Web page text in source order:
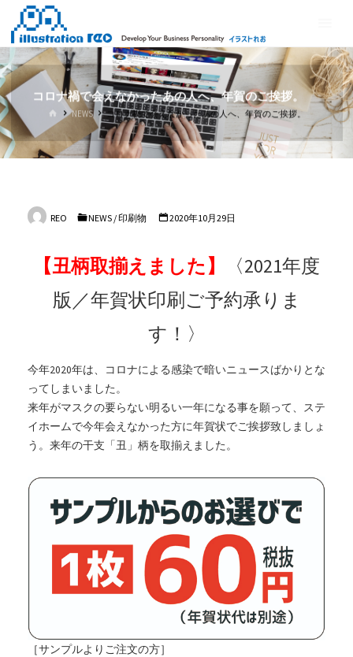
テ
ン
ツ
へ
ス
キ
ッ
ス
ト
れ
お
コロナ禍で会えなかったあの人へ、年賀のご挨拶。
ホ
ー
NEWS コロナ禍で会えなかったあの人へ、年賀のご挨拶。
REO NEWS /印刷物 2020年10月29日
【丑柄取揃えました】
〈2021年度
版／年賀状印刷ご予約承りま
す！〉
今年2020年は、コロナによる感染で暗いニュースばかりとな
ってしまいました。
来年がマスクの要らない明るい一年になる事を願って、ステ
イホームで今年会えなかった方に年賀状でご挨拶致しましょ
う。来年の干支「丑」柄を取揃えました。
［サンプルよりご注文の方］